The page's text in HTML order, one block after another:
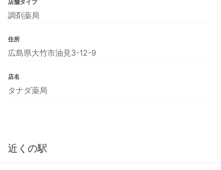
店舗タイプ
調剤薬局
住所
広島県大竹市油見3-12-9
店名
タナダ薬局
近くの駅